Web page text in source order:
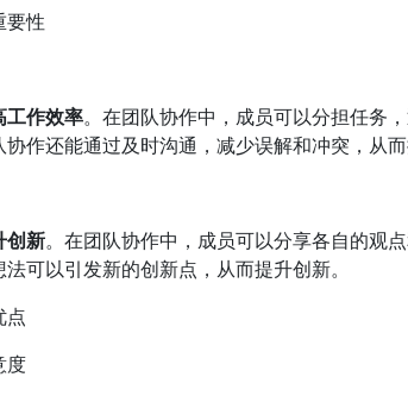
要性
工作效率。在团队协作中，成员可以分担任务
作还能通过及时沟通，减少误解和冲突，从而
创新。在团队协作中，成员可以分享各自的观
可以引发新的创新点，从而提升创新。
点
度